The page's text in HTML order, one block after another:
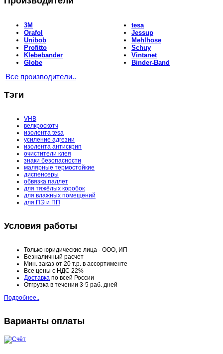
3M
Orafol
Unibob
Profitto
Klebebander
Globe
tesa
Jessup
Mehlhose
Schuy
Vintanet
Binder-Band
Все производители..
Тэги
VHB
велкроскотч
изолента tesa
усиление адгезии
изолента антискрип
очистители клея
знаки безопасности
малярные термостойкие
диспенсеры
обвязка паллет
для тяжёлых коробок
для влажных помещений
для ПЭ и ПП
Условия работы
Только юридические лица - ООО, ИП
Безналичный расчет
Мин. заказ от 20 т.р. в ассортименте
Все цены с НДС 22%
Доставка по всей России
Отгрузка в течении 3-5 раб. дней
Подробнее..
Варианты оплаты